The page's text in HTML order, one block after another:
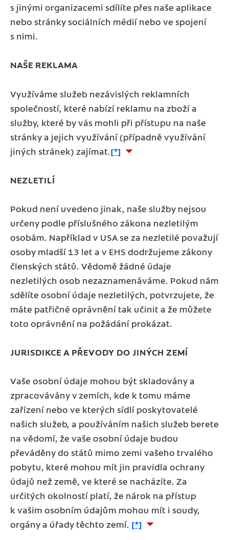
s jinými organizacemi sdílíte přes naše aplikace
nebo stránky sociálních médií nebo ve spojení
s nimi.
NAŠE REKLAMA
Využíváme služeb nezávislých reklamních
společností, které nabízí reklamu na zboží a
služby, které by vás mohli při přístupu na naše
stránky a jejich využívání (případně využívání
jiných stránek) zajímat.[*]
NEZLETILÍ
Pokud není uvedeno jinak, naše služby nejsou
určeny podle příslušného zákona nezletilým
osobám. Například v USA se za nezletilé považují
osoby mladší 13 let a v EHS dodržujeme zákony
členských států. Vědomě žádné údaje
nezletilých osob nezaznamenáváme. Pokud nám
sdělíte osobní údaje nezletilých, potvrzujete, že
máte patřičné oprávnění tak učinit a že můžete
toto oprávnění na požádání prokázat.
JURISDIKCE A PŘEVODY DO JINÝCH ZEMÍ
Vaše osobní údaje mohou být skladovány a
zpracovávány v zemích, kde k tomu máme
zařízení nebo ve kterých sídlí poskytovatelé
našich služeb, a používáním našich služeb berete
na vědomí, že vaše osobní údaje budou
převáděny do států mimo zemi vašeho trvalého
pobytu, které mohou mít jin pravidla ochrany
údajů než země, ve které se nacházíte. Za
určitých okolností platí, že nárok na přístup
k vašim osobním údajům mohou mít i soudy,
orgány a úřady těchto zemí. [*]